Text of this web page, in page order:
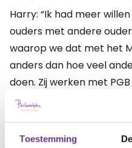
Toestemming
Harry: “Ik had meer
ouders met andere
waarop we dat met het
anders dan hoe veel
doen. Zij werken met
zorgorganisatie in. Wij
samenwerking met de
een grotere bijdrage van